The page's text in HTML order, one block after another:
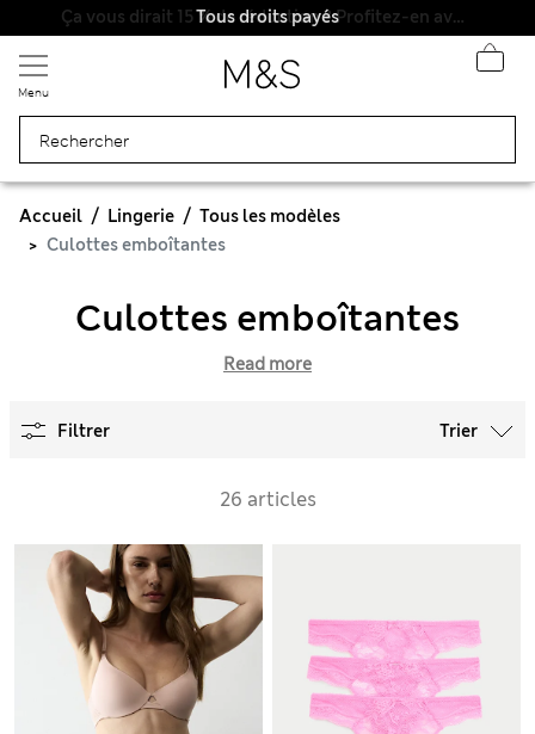
Tous droits payés
Menu
Accueil Lingerie
Tous les modèles
Culottes emboîtantes
Culottes emboîtantes
Read more
Filtrer Trier
26 articles